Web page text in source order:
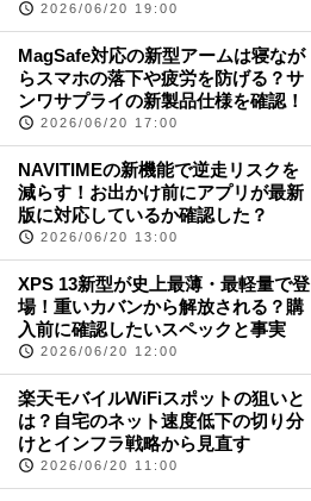
2026/06/20 19:00
MagSafe対応の新型アームは寝なが
らスマホの落下や疲労を防げる？サ
ンワサプライの新製品仕様を確認！
2026/06/20 17:00
NAVITIMEの新機能で逆走リスクを
減らす！お出かけ前にアプリが最新
版に対応しているか確認した？
2026/06/20 13:00
XPS 13新型が史上最薄・最軽量で登
場！重いカバンから解放される？購
入前に確認したいスペックと事実
2026/06/20 12:00
楽天モバイルWiFiスポットの狙いと
は？自宅のネット速度低下の切り分
けとインフラ戦略から見直す
2026/06/20 11:00